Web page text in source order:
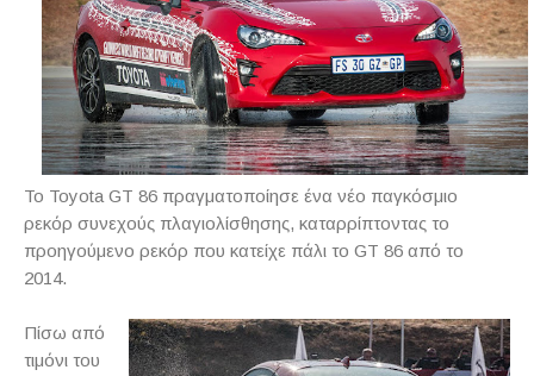
Το Toyota GT 86 πραγματοποίησε ένα νέο παγκόσμιο
ρεκόρ συνεχούς πλαγιολίσθησης, καταρρίπτοντας το
προηγούμενο ρεκόρ που κατείχε πάλι το GT 86 από το
2014.
Πίσω από
τιμόνι του